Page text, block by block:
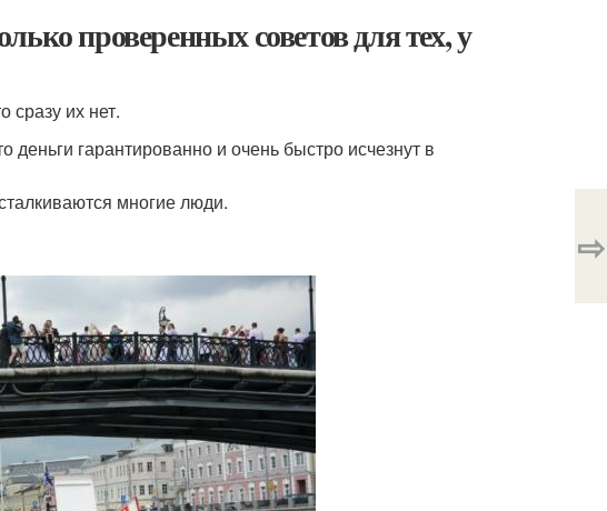
проверенных советов для тех, у
сразу их нет.
гарантированно и очень быстро исчезнут в
многие люди.
⇨